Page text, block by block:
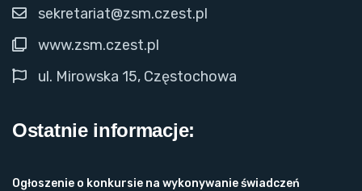
sekretariat@zsm.czest.pl
www.zsm.czest.pl
ul. Mirowska 15, Częstochowa
Ostatnie informacje:
Ogłoszenie o konkursie na wykonywanie świadczeń